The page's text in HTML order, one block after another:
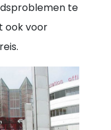
te
ook voor